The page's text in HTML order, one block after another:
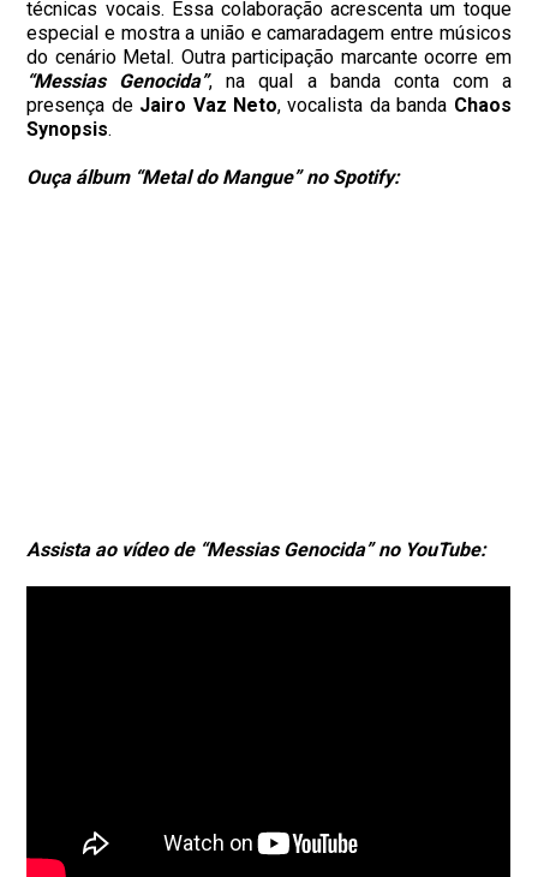
técnicas vocais. Essa colaboração acrescenta um toque
especial e mostra a união e camaradagem entre músicos
do cenário Metal. Outra participação marcante ocorre em
“Messias Genocida”, na qual a banda conta com a
presença de Jairo Vaz Neto, vocalista da banda Chaos
Synopsis.
Ouça álbum “Metal do Mangue” no Spotify:
Assista ao vídeo de “Messias Genocida” no YouTube: